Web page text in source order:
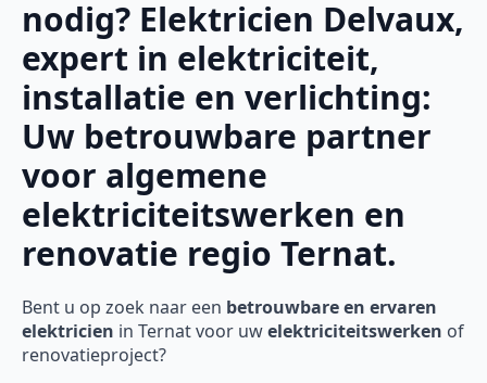
nodig? Elektricien Delvaux,
expert in elektriciteit,
installatie en verlichting:
Uw betrouwbare partner
voor algemene
elektriciteitswerken en
renovatie regio Ternat.
Bent u op zoek naar een betrouwbare en ervaren
elektricien in Ternat voor uwelektriciteitswerken of
renovatieproject?